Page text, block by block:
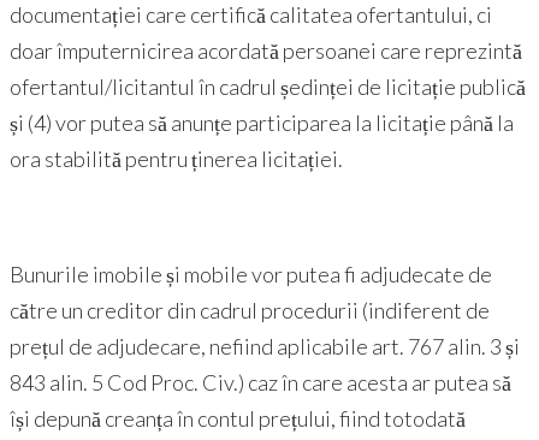
documentației care certifică calitatea ofertantului, ci
doar împuternicirea acordată persoanei care reprezintă
ofertantul/licitantul în cadrul ședinței de licitație publică
și (4) vor putea să anunțe participarea la licitație până la
ora stabilită pentru ținerea licitației.
Bunurile imobile și mobile vor putea fi adjudecate de
către un creditor din cadrul procedurii (indiferent de
prețul de adjudecare, nefiind aplicabile art. 767 alin. 3 și
843 alin. 5 Cod Proc. Civ.) caz în care acesta ar putea să
își depună creanța în contul prețului, fiind totodată